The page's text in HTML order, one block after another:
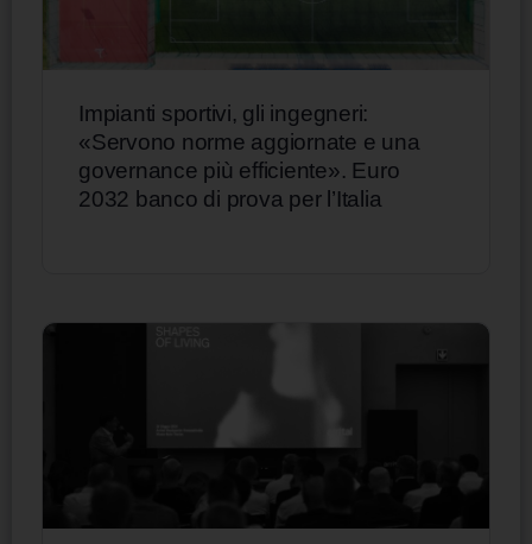
Impianti sportivi, gli ingegneri:
«Servono norme aggiornate e una
governance più efficiente». Euro
2032 banco di prova per l’Italia